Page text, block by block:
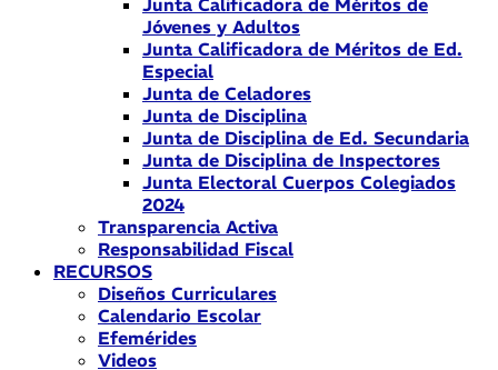
Junta Calificadora de Méritos de
Jóvenes y Adultos
Junta Calificadora de Méritos de Ed.
Especial
Junta de Celadores
Junta de Disciplina
Junta de Disciplina de Ed. Secundaria
Junta de Disciplina de Inspectores
Junta Electoral Cuerpos Colegiados
2024
Transparencia Activa
Responsabilidad Fiscal
RECURSOS
Diseños Curriculares
Calendario Escolar
Efemérides
Videos